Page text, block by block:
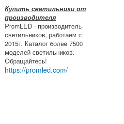
Купить светильники от
производителя
PromLED - производитель
светильников, работаем с
2015г. Каталог более 7500
моделей светильников.
Обращайтесь!
https://promled.com/